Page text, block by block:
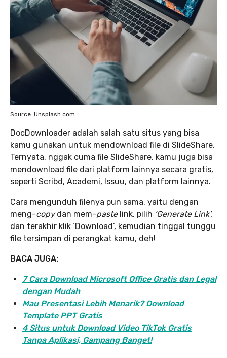
Source: Unsplash.com
DocDownloader adalah salah satu situs yang bisa
kamu gunakan untuk mendownload file di SlideShare.
Ternyata, nggak cuma file SlideShare, kamu juga bisa
mendownload file dari platform lainnya secara gratis,
seperti Scribd, Academi, Issuu, dan platform lainnya.
Cara mengunduh filenya pun sama, yaitu dengan
meng-copydan mem-paste link, pilih ‘Generate Link’,
dan terakhir klik ‘Download’, kemudian tinggal tunggu
file tersimpan di perangkat kamu, deh!
BACA JUGA:
7 Cara Download Microsoft Office Gratis dan Legal
dengan Mudah
Mau Presentasi Lebih Menarik? Download
Template PPT Gratis
4 Situs untuk Download Video TikTok Gratis
Tanpa Aplikasi, Gampang Banget!